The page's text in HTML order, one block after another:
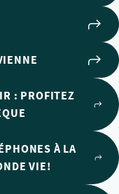
: PROFITEZ
À LA
VIE!